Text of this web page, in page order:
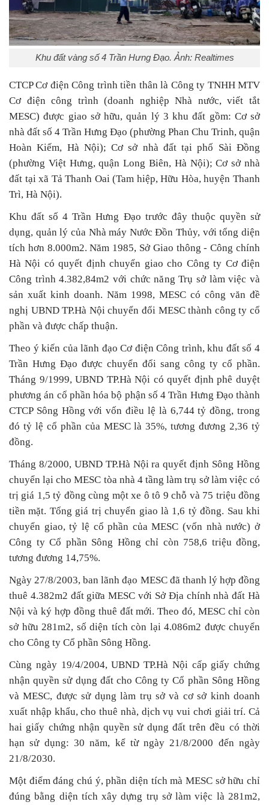
Khu đất vàng số 4 Trần Hưng Đạo. Ảnh: Realtimes
CTCP Cơ điện Công trình tiền thân là Công ty TNHH MTV
Cơ điện công trình (doanh nghiệp Nhà nước, viết tắt
MESC) được giao sở hữu, quản lý 3 khu đất gồm: Cơ sở
nhà đất số 4 Trần Hưng Đạo (phường Phan Chu Trinh, quận
Hoàn Kiếm, Hà Nội); Cơ sở nhà đất tại phố Sài Đồng
(phường Việt Hưng, quận Long Biên, Hà Nội); Cơ sở nhà
đất tại xã Tả Thanh Oai (Tam hiệp, Hữu Hòa, huyện Thanh
Trì, Hà Nội).
Khu đất số 4 Trần Hưng Đạo trước đây thuộc quyền sử
dụng, quản lý của Nhà máy Nước Đồn Thủy, với tổng diện
tích hơn 8.000m2. Năm 1985, Sở Giao thông - Công chính
Hà Nội có quyết định chuyển giao cho Công ty Cơ điện
Công trình 4.382,84m2 với chức năng Trụ sở làm việc và
sản xuất kinh doanh. Năm 1998, MESC có công văn đề
nghị UBND TP.Hà Nội chuyển đổi MESC thành công ty cổ
phần và được chấp thuận.
Theo ý kiến của lãnh đạo Cơ điện Công trình, khu đất số 4
Trần Hưng Đạo được chuyển đổi sang công ty cổ phần.
Tháng 9/1999, UBND TP.Hà Nội có quyết định phê duyệt
phương án cổ phần hóa bộ phận số 4 Trần Hưng Đạo thành
CTCP Sông Hồng với vốn điều lệ là 6,744 tỷ đồng, trong
đó tỷ lệ cổ phần của MESC là 35%, tương đương 2,36 tỷ
đồng.
Tháng 8/2000, UBND TP.Hà Nội ra quyết định Sông Hồng
chuyển lại cho MESC tòa nhà 4 tầng làm trụ sở làm việc có
trị giá 1,5 tỷ đồng cùng một xe ô tô 9 chỗ và 75 triệu đồng
tiền mặt. Tổng giá trị chuyển giao là 1,6 tỷ đồng. Sau khi
chuyển giao, tỷ lệ cổ phần của MESC (vốn nhà nước) ở
Công ty Cổ phần Sông Hồng chỉ còn 758,6 triệu đồng,
tương đương 14,75%.
Ngày 27/8/2003, ban lãnh đạo MESC đã thanh lý hợp đồng
thuê 4.382m2 đất giữa MESC với Sở Địa chính nhà đất Hà
Nội và ký hợp đồng thuê đất mới. Theo đó, MESC chỉ còn
sở hữu 281m2, số diện tích còn lại 4.086m2 được chuyển
cho Công ty Cổ phần Sông Hồng.
Cùng ngày 19/4/2004, UBND TP.Hà Nội cấp giấy chứng
nhận quyền sử dụng đất cho Công ty Cổ phần Sông Hồng
và MESC, được sử dụng làm trụ sở và cơ sở kinh doanh
xuất nhập khẩu, cho thuê nhà, dịch vụ vui chơi giải trí. Cả
hai giấy chứng nhận quyền sử dụng đất trên đều có thời
hạn sử dụng: 30 năm, kể từ ngày 21/8/2000 đến ngày
21/8/2030.
Một điểm đáng chú ý, phần diện tích mà MESC sở hữu chỉ
đúng bằng diện tích xây dựng trụ sở làm việc là 281m2,